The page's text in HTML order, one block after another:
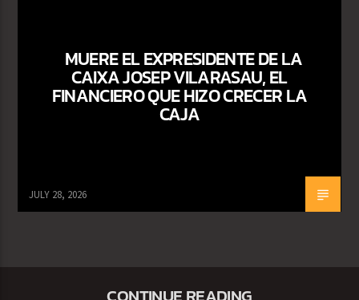
MUERE EL EXPRESIDENTE DE LA
CAIXA JOSEP VILARASAU, EL
FINANCIERO QUE HIZO CRECER LA
CAJA
JULY 28, 2026